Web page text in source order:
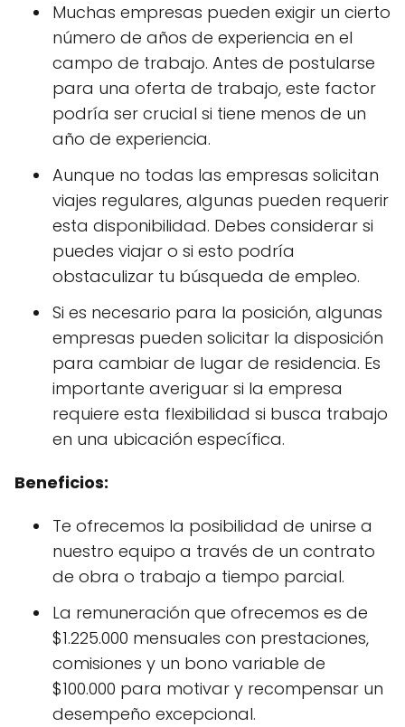
Muchas empresas pueden exigir un cierto
número de años de experiencia en el
campo de trabajo. Antes de postularse
para una oferta de trabajo, este factor
podría ser crucial si tiene menos de un
año de experiencia.
Aunque no todas las empresas solicitan
viajes regulares, algunas pueden requerir
esta disponibilidad. Debes considerar si
puedes viajar o si esto podría
obstaculizar tu búsqueda de empleo.
Si es necesario para la posición, algunas
empresas pueden solicitar la disposición
para cambiar de lugar de residencia. Es
importante averiguar si la empresa
requiere esta flexibilidad si busca trabajo
en una ubicación específica.
Beneficios:
Te ofrecemos la posibilidad de unirse a
nuestro equipo a través de un contrato
de obra o trabajo a tiempo parcial.
La remuneración que ofrecemos es de
$1.225.000 mensuales con prestaciones,
comisiones y un bono variable de
$100.000 para motivar y recompensar un
desempeño excepcional.